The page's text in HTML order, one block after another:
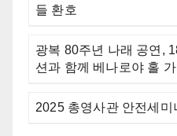
들 환호
광복 80주년 나래 공연,
션과 함께 베나로야 홀 가
2025 총영사관 안전세